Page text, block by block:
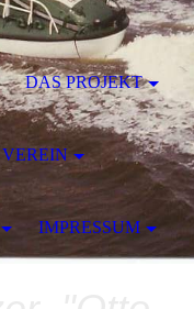
DAS PROJEKT
IMPRESSUM